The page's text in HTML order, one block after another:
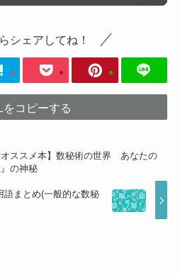
シェアしてね！
をコピーする
オススメ本】数秘術の世界 あなたの
の神秘
語まとめ(一般的な数秘